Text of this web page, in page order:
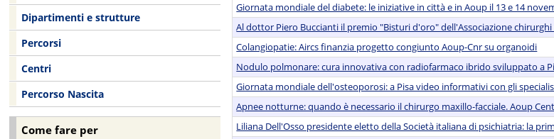
Giornata mondiale del diabete: le iniziative in città e in Aoup il 13 e 14
Al dottor Piero Buccianti il premio "Bisturi d'oro" dell'Associazione
Colangiopatie: Aircs finanzia progetto congiunto Aoup-Cnr su organoidi
Nodulo polmonare: cura innovativa con radiofarmaco ibrido sviluppato a
Giornata mondiale dell'osteoporosi: a Pisa video informativi con gli
Apnee notturne: quando è necessario il chirurgo maxillo-facciale. Aoup
Liliana Dell'Osso presidente eletto della Società italiana di psichiatria: la
Dipartimenti e strutture
Percorsi
Centri
Percorso Nascita
Come fare per